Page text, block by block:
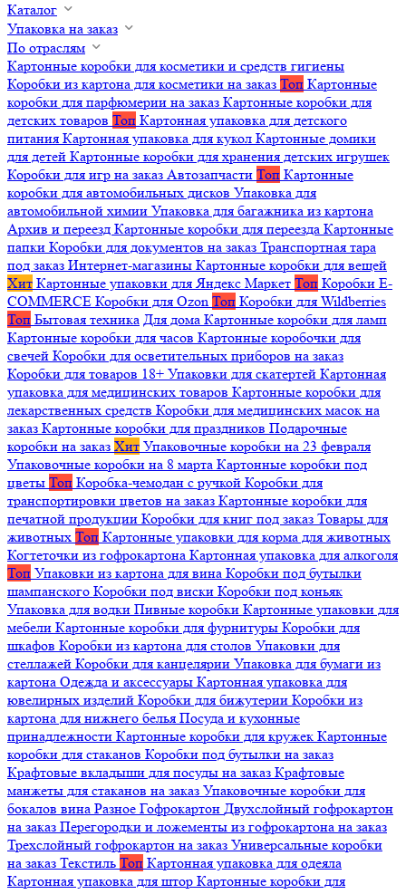
Каталог
Упаковка на заказ
По отраслям
Картонные коробки для косметики и средств гигиены
Коробки из картона для косметики на заказ Топ Картонные
коробки для парфюмерии на заказ Картонные коробки для
детских товаров Топ Картонная упаковка для детского
питания Картонная упаковка для кукол Картонные домики
для детей Картонные коробки для хранения детских игрушек
Коробки для игр на заказ Автозапчасти Топ Картонные
коробки для автомобильных дисков Упаковка для
автомобильной химии Упаковка для багажника из картона
Архив и переезд Картонные коробки для переезда Картонные
папки Коробки для документов на заказ Транспортная тара
под заказ Интернет-магазины Картонные коробки для вещей
Хит Картонные упаковки для Яндекс Маркет Топ Коробки E-
COMMERCE Коробки для Ozon Топ Коробки для Wildberries
Топ Бытовая техника Для дома Картонные коробки для ламп
Картонные коробки для часов Картонные коробочки для
свечей Коробки для осветительных приборов на заказ
Коробки для товаров 18+ Упаковки для скатертей Картонная
упаковка для медицинских товаров Картонные коробки для
лекарственных средств Коробки для медицинских масок на
заказ Картонные коробки для праздников Подарочные
коробки на заказ Хит Упаковочные коробки на 23 февраля
Упаковочные коробки на 8 марта Картонные коробки под
цветы Топ Коробка-чемодан с ручкой Коробки для
транспортировки цветов на заказ Картонные коробки для
печатной продукции Коробки для книг под заказ Товары для
животных Топ Картонные упаковки для корма для животных
Когтеточки из гофрокартона Картонная упаковка для алкоголя
Топ Упаковки из картона для вина Коробки под бутылки
шампанского Коробки под виски Коробки под коньяк
Упаковка для водки Пивные коробки Картонные упаковки для
мебели Картонные коробки для фурнитуры Коробки для
шкафов Коробки из картона для столов Упаковки для
стеллажей Коробки для канцелярии Упаковка для бумаги из
картона Одежда и аксессуары Картонная упаковка для
ювелирных изделий Коробки для бижутерии Коробки из
картона для нижнего белья Посуда и кухонные
принадлежности Картонные коробки для кружек Картонные
коробки для стаканов Коробки под бутылки на заказ
Крафтовые вкладыши для посуды на заказ Крафтовые
манжеты для стаканов на заказ Упаковочные коробки для
бокалов вина Разное Гофрокартон Двухслойный гофрокартон
на заказ Перегородки и ложементы из гофрокартона на заказ
Трехслойный гофрокартон на заказ Универсальные коробки
на заказ Текстиль Топ Картонная упаковка для одеяла
Картонная упаковка для штор Картонные коробки для